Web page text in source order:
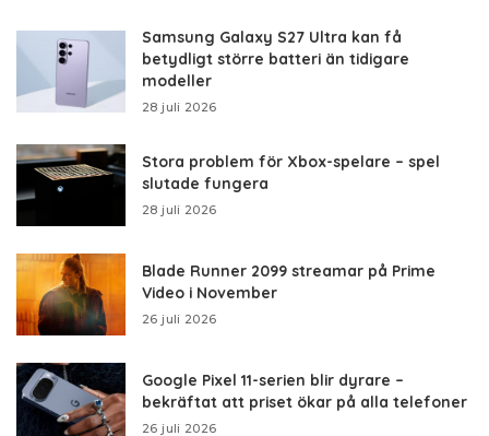
Samsung Galaxy S27 Ultra kan få
betydligt större batteri än tidigare
modeller
28 juli 2026
Stora problem för Xbox-spelare – spel
slutade fungera
28 juli 2026
Blade Runner 2099 streamar på Prime
Video i November
26 juli 2026
Google Pixel 11-serien blir dyrare –
bekräftat att priset ökar på alla telefoner
26 juli 2026